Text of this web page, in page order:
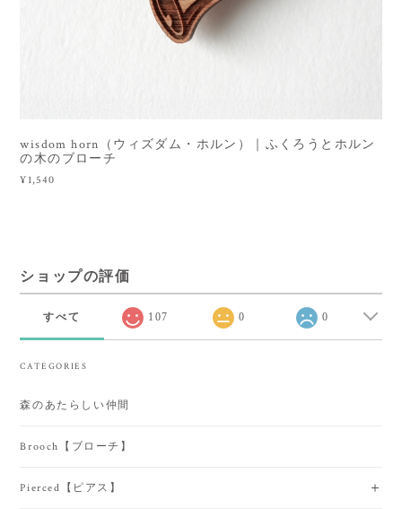
wisdom horn（ウィズダム・ホルン）｜ふくろうとホルン
の木のブローチ
¥1,540
ショップの評価
すべて 107 0 0
CATEGORIES
森のあたらしい仲間
Brooch【ブローチ】
Pierced【ピアス】